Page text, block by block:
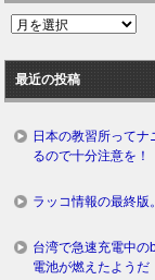
過
ロ
グ
最近の投稿
日本の教習所って
るので十分注意を！
ラッコ情報の最終
台湾で急速充電中の
電池が燃えたようだ